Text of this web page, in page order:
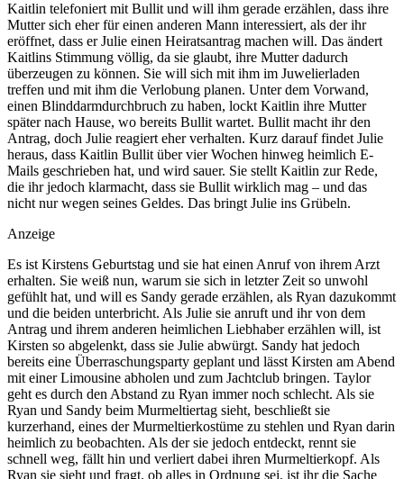
Kaitlin telefoniert mit Bullit und will ihm gerade erzählen, dass ihre
Mutter sich eher für einen anderen Mann interessiert, als der ihr
eröffnet, dass er Julie einen Heiratsantrag machen will. Das ändert
Kaitlins Stimmung völlig, da sie glaubt, ihre Mutter dadurch
überzeugen zu können. Sie will sich mit ihm im Juwelierladen
treffen und mit ihm die Verlobung planen. Unter dem Vorwand,
einen Blinddarmdurchbruch zu haben, lockt Kaitlin ihre Mutter
später nach Hause, wo bereits Bullit wartet. Bullit macht ihr den
Antrag, doch Julie reagiert eher verhalten. Kurz darauf findet Julie
heraus, dass Kaitlin Bullit über vier Wochen hinweg heimlich E-
Mails geschrieben hat, und wird sauer. Sie stellt Kaitlin zur Rede,
die ihr jedoch klarmacht, dass sie Bullit wirklich mag – und das
nicht nur wegen seines Geldes. Das bringt Julie ins Grübeln.
Anzeige
Es ist Kirstens Geburtstag und sie hat einen Anruf von ihrem Arzt
erhalten. Sie weiß nun, warum sie sich in letzter Zeit so unwohl
gefühlt hat, und will es Sandy gerade erzählen, als Ryan dazukommt
und die beiden unterbricht. Als Julie sie anruft und ihr von dem
Antrag und ihrem anderen heimlichen Liebhaber erzählen will, ist
Kirsten so abgelenkt, dass sie Julie abwürgt. Sandy hat jedoch
bereits eine Überraschungsparty geplant und lässt Kirsten am Abend
mit einer Limousine abholen und zum Jachtclub bringen. Taylor
geht es durch den Abstand zu Ryan immer noch schlecht. Als sie
Ryan und Sandy beim Murmeltiertag sieht, beschließt sie
kurzerhand, eines der Murmeltierkostüme zu stehlen und Ryan darin
heimlich zu beobachten. Als der sie jedoch entdeckt, rennt sie
schnell weg, fällt hin und verliert dabei ihren Murmeltierkopf. Als
Ryan sie sieht und fragt, ob alles in Ordnung sei, ist ihr die Sache